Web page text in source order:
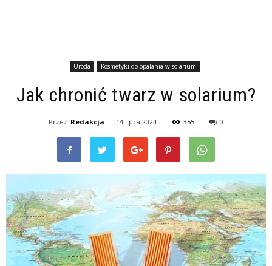
Uroda Kosmetyki do opalania w solarium
Jak chronić twarz w solarium?
Przez Redakcja - 14 lipca 2024 355 0